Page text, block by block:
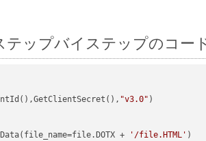
テップバイステップのコー
"v3.0" )
+ '/file.HTML'